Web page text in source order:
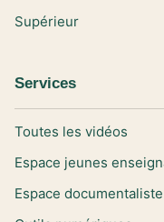
Supérieur
Services
Toutes les vidéos
Espace jeunes
Espace documentaliste